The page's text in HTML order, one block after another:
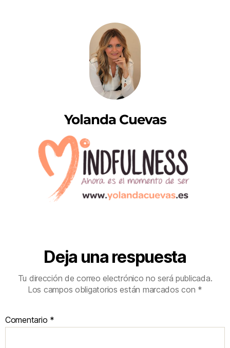
Yolanda Cuevas
Deja una respuesta
Tu dirección de correo electrónico no será publicada.
Los campos obligatorios están marcados con *
Comentario *